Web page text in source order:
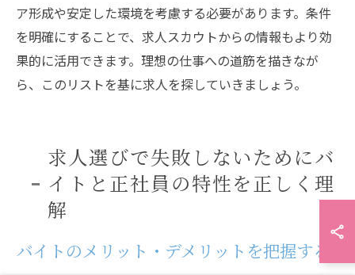
ア形成や安定した環境を考慮する必要があります。条件
を明確にすることで、求人スカウトからの情報もより効
果的に活用できます。理想の仕事への道筋を描きなが
ら、このリストを基に求人を探していきましょう。
求人選びで失敗しないためにバ
イトと正社員の特性を正しく理
解
バイトのメリット・デメリットを把握する